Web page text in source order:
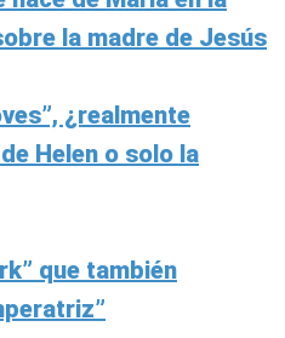
la madre de Jesús
¿realmente
Helen o solo la
que también